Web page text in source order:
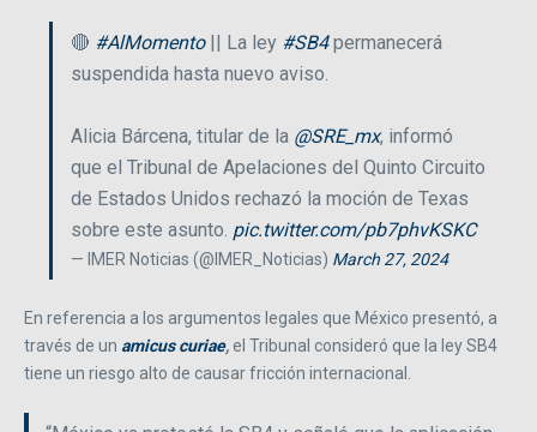
🔴 #AlMomento|| La ley #SB4permanecerá
suspendida hasta nuevo aviso.
Alicia Bárcena, titular de la @SRE_mx, informó
que el Tribunal de Apelaciones del Quinto Circuito
de Estados Unidos rechazó la moción de Texas
sobre este asunto. pic.twitter.com/pb7phvKSKC
— IMER Noticias (@IMER_Noticias) March 27, 2024
En referencia a los argumentos legales que México presentó, a
través de un amicus curiae,el Tribunal consideró que la ley SB4
tiene un riesgo alto de causar fricción internacional.